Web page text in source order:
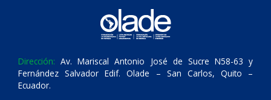
Dirección: Av. Mariscal Antonio José de Sucre N58-63 y
Fernández Salvador Edif. Olade – San Carlos, Quito –
Ecuador.